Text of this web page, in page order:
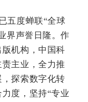
五度蝉联“全球
界声誉日隆。作
机构，中国科
主业，全力推
探索数字化转
度，坚持“专业